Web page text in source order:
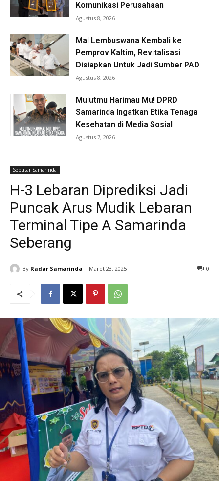
Komunikasi Perusahaan
Agustus 8, 2026
Mal Lembuswana Kembali ke
Pemprov Kaltim, Revitalisasi
Disiapkan Untuk Jadi Sumber PAD
Agustus 8, 2026
Mulutmu Harimau Mu! DPRD
Samarinda Ingatkan Etika Tenaga
Kesehatan di Media Sosial
Agustus 7, 2026